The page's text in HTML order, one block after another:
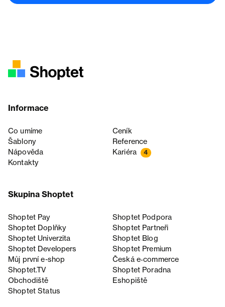
Informace
Co umíme
Ceník
Šablony
Reference
Nápověda
Kariéra 4
Kontakty
Skupina Shoptet
Shoptet Pay
Shoptet Podpora
Shoptet Doplňky
Shoptet Partneři
Shoptet Univerzita
Shoptet Blog
Shoptet Developers
Shoptet Premium
Můj první e-shop
Česká e‑commerce
Shoptet.TV
Shoptet Poradna
Obchodiště
Eshopiště
Shoptet Status